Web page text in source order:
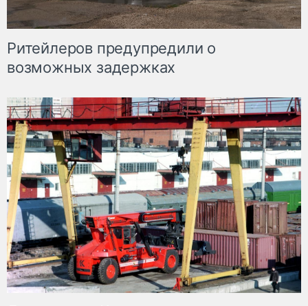
Ритейлеров предупредили о
возможных задержках